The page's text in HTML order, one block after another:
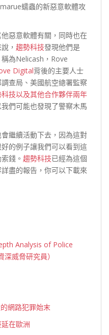
蠕蟲的新惡意軟體攻
惡意軟體有關，同時也在
， 趨勢科技發現他們是
為Nelicash，Rove
Digital背後的主要人士
查局、美國航空總署監察
技以及其他合作夥伴兩年
們可能也發現了警察木馬
繼續活動下去，因為這對
的例子讓我們可以看到這
錢。 趨勢科技已經為這個
盡的報告，你可以下載來
Analysis of Police
威脅研究員）
網路犯罪始末
在歐洲